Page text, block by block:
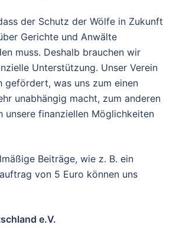
der Schutz der Wölfe in Zukunft
Gerichte und Anwälte
muss. Deshalb brauchen wir
Unterstützung. Unser Verein
was uns zum einen
unabhängig macht, zum anderen
unsere finanziellen Möglichkeiten
Beiträge, wie z. B. ein
von 5 Euro können uns
e.V.